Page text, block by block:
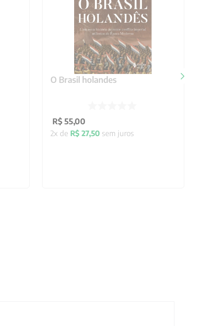
O Brasil holandes
R$ 55,00
2x de R$ 27,50sem juros